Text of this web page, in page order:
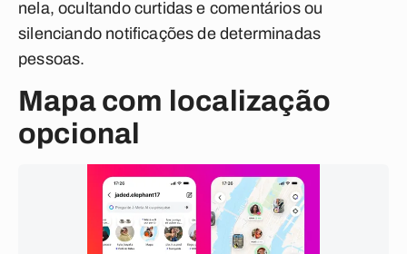
nela, ocultando curtidas e comentários ou
silenciando notificações de determinadas
pessoas.
Mapa com localização
opcional